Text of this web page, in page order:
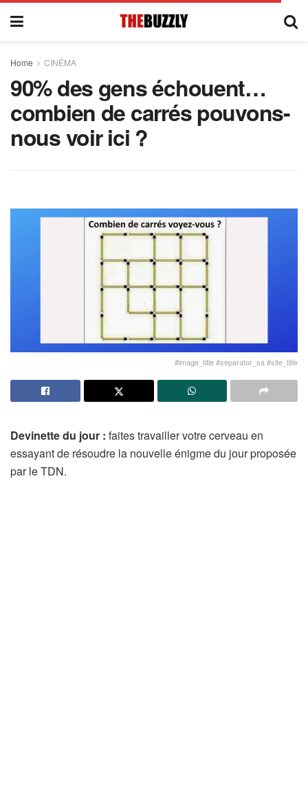
Home CINÉMA
90% des gens échouent…
combien de carrés pouvons-
nous voir ici ?
#image_title #separator_sa #site_title
Devinette du jour : faites travailler votre cerveau en
essayant de résoudre la nouvelle énigme du jour proposée
par le TDN.